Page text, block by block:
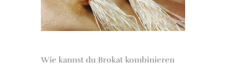
Wie kannst du Brokat kombinieren